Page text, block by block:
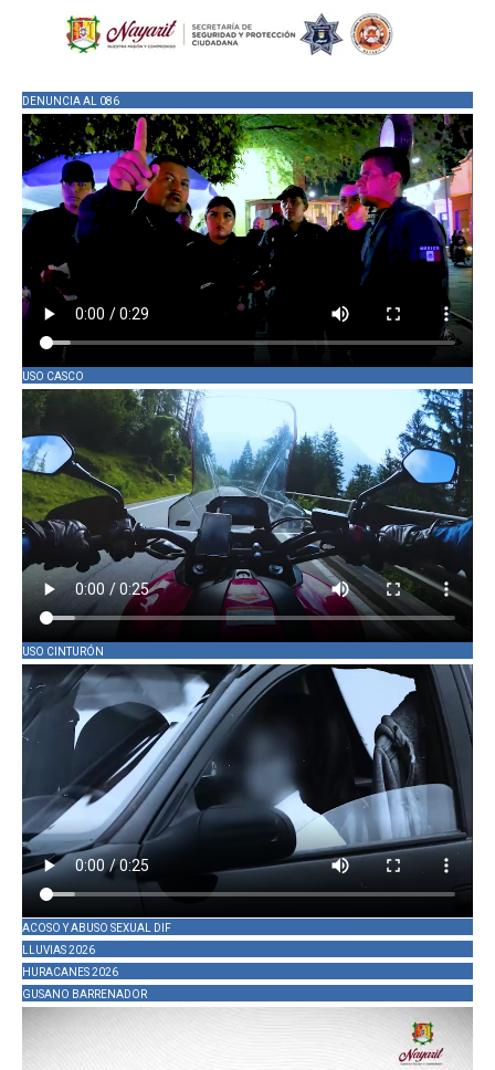
DENUNCIA AL 086
USO CASCO
USO CINTURÓN
ACOSO Y ABUSO SEXUAL DIF
LLUVIAS 2026
HURACANES 2026
GUSANO BARRENADOR